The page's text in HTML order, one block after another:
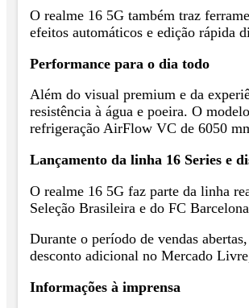
O realme 16 5G também traz
efeitos automáticos e edição rápida
Performance para o dia todo
Além do visual premium e da
resistência à água e poeira. O
refrigeração AirFlow VC de 6050
Lançamento da linha 16 Series e
O realme 16 5G faz parte da linha
Seleção Brasileira e do FC
Durante o período de vendas
desconto adicional no Mercado
Informações à imprensa